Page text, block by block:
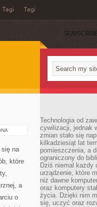
Tagi Tagi
się na
które
a
o
Technologia od
cywilizacji, jednak
zmian stało się
kilkadziesiąt lat
pomieszczenia, a
ograniczony do
Dziś niemal każdy
urządzenie, które
niż dawne
oraz komputery
życia. Dzięki nim
się, uczyć oraz